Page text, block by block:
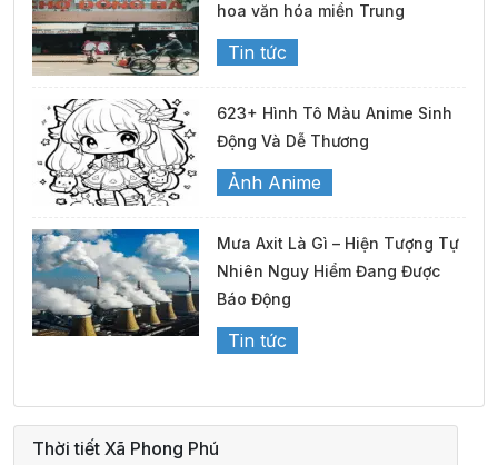
hoa văn hóa miền Trung
Tin tức
623+ Hình Tô Màu Anime Sinh
Động Và Dễ Thương
Ảnh Anime
Mưa Axit Là Gì – Hiện Tượng Tự
Nhiên Nguy Hiểm Đang Được
Báo Động
Tin tức
Thời tiết Xã Phong Phú